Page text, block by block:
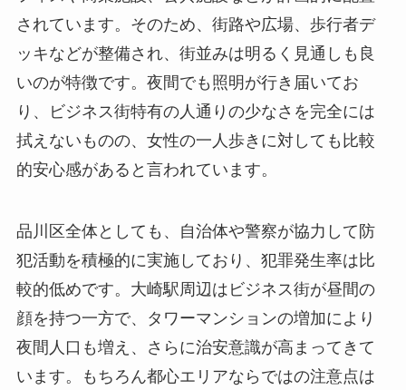
されています。そのため、街路や広場、歩行者デ
ッキなどが整備され、街並みは明るく見通しも良
いのが特徴です。夜間でも照明が行き届いてお
り、ビジネス街特有の人通りの少なさを完全には
拭えないものの、女性の一人歩きに対しても比較
的安心感があると言われています。
品川区全体としても、自治体や警察が協力して防
犯活動を積極的に実施しており、犯罪発生率は比
較的低めです。大崎駅周辺はビジネス街が昼間の
顔を持つ一方で、タワーマンションの増加により
夜間人口も増え、さらに治安意識が高まってきて
います。もちろん都心エリアならではの注意点は